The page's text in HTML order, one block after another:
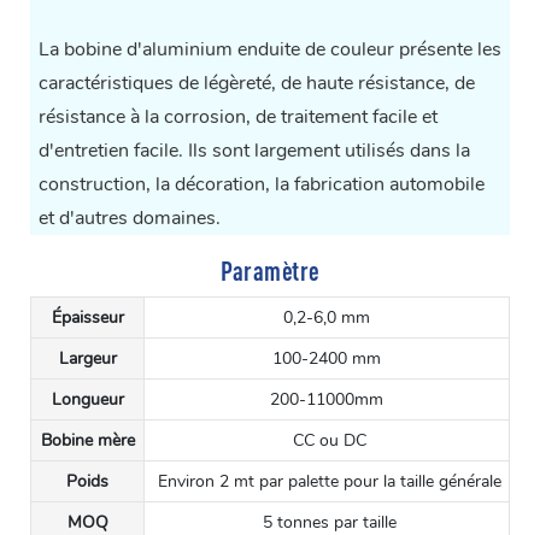
La bobine d'aluminium enduite de couleur présente les
caractéristiques de légèreté, de haute résistance, de
résistance à la corrosion, de traitement facile et
d'entretien facile. Ils sont largement utilisés dans la
construction, la décoration, la fabrication automobile
et d'autres domaines.
Paramètre
Épaisseur
0,2-6,0 mm
Largeur
100-2400 mm
Longueur
200-11000mm
Bobine mère
CC ou DC
Poids
Environ 2 mt par palette pour la taille générale
MOQ
5 tonnes par taille